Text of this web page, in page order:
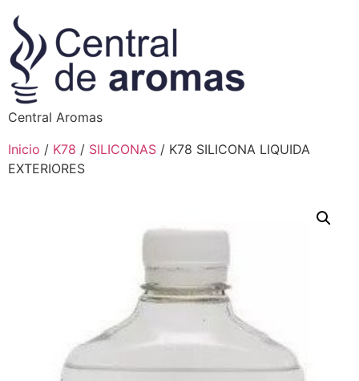
Central Aromas
Inicio / K78 / SILICONAS / K78 SILICONA LIQUIDA
EXTERIORES